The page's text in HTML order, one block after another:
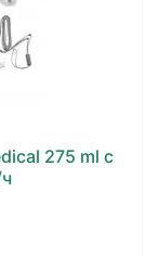
275 ml с